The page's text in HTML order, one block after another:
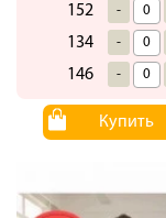
152 -
134 -
146 -
Купить